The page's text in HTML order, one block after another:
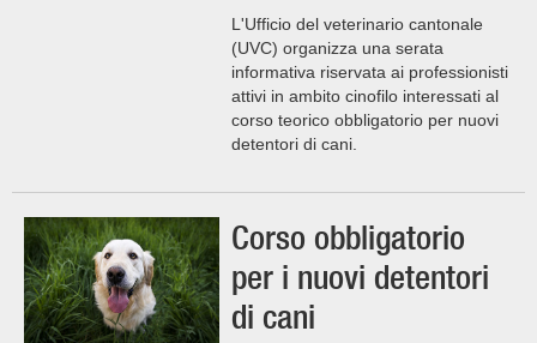
L'Ufficio del veterinario cantonale
(UVC) organizza una serata
informativa riservata ai professionisti
attivi in ambito cinofilo interessati al
corso teorico obbligatorio per nuovi
detentori di cani.
Corso obbligatorio
per i nuovi detentori
di cani